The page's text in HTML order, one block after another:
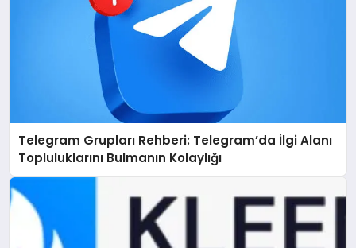
Telegram Grupları Rehberi: Telegram’da İlgi Alanı
Topluluklarını Bulmanın Kolaylığı